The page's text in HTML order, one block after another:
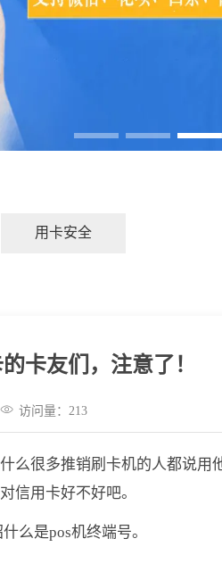
用卡安全
卡友们，注意了！
访问量： 213
么很多推销刷卡机的人都说用
信用卡好不好吧。
么是pos机终端号。